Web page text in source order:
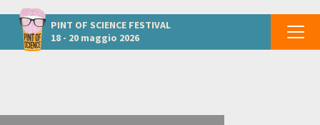
PINT OF SCIENCE FESTIVAL
18 - 20 maggio 2026
Altri eventi a Pavia